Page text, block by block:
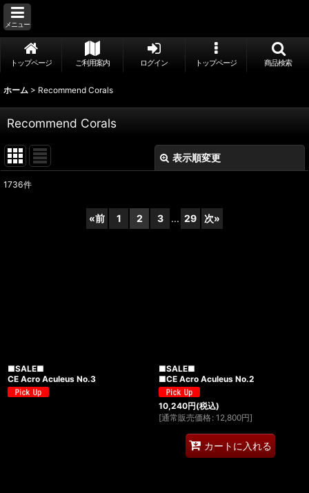
メニュー
トップページ ご利用案内 ログイン トップページ 商品検索
ホーム > Recommend Corals
Recommend Corals
表示順変更
1736件
«前 1 2 3 ... 29 次»
■SALE■
CE Acro Aculeus No.3
■SALE■
■CE Acro Aculeus No.2
10,240円(税込)
[通常販売価格 : 12,800円]
カートに入れる